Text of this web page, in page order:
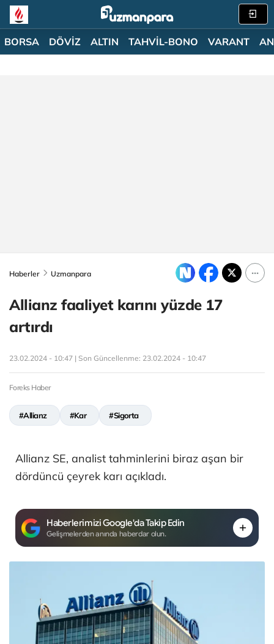
BORSA DÖVİZ ALTIN TAHVİL-BONO VARANT
Haberler Uzmanpara
Allianz faaliyet karını yüzde 17
artırdı
23.02.2024 - 10:47 | Son Güncellenme: 23.02.2024 - 10:47
Foreks Haber
#Allianz #Kar #Sigorta
Allianz SE, analist tahminlerini biraz aşan bir
dördüncü çeyrek karı açıkladı.
Haberlerimizi Google'da Takip Edin
Gelişmelerden anında haberdar olun.